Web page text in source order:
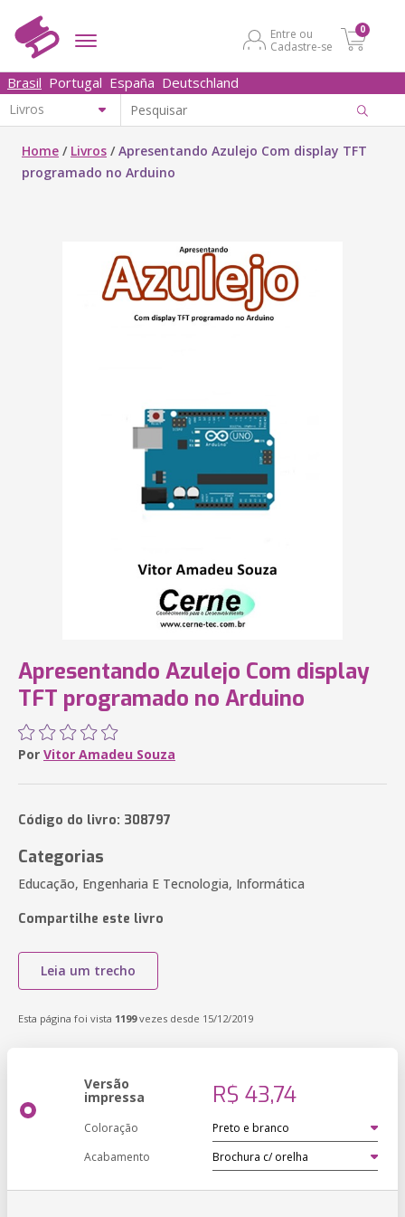
Entre ou
Cadastre-se
0
Brasil Portugal España Deutschland
Home / Livros /Apresentando Azulejo Com display TFT
programado no Arduino
Apresentando Azulejo Com display
TFT programado no Arduino
Por Vitor Amadeu Souza
Código do livro: 308797
Categorias
Educação, Engenharia E Tecnologia, Informática
Compartilhe este livro
Leia um trecho
Esta página foi vista 1199vezes desde 15/12/2019
Versão
impressa R$ 43,74
Coloração
Acabamento